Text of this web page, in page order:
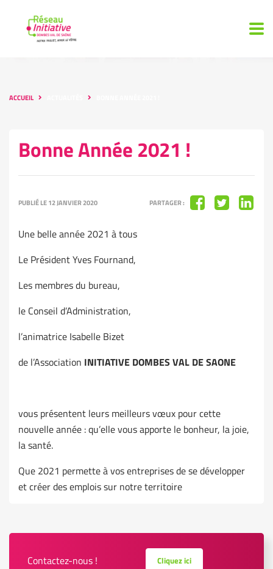
ACCUEIL
Bonne Année 2021 !
PUBLIÉ LE 12 JANVIER 2020 PARTAGER :
Une belle année 2021 à tous
Le Président Yves Fournand,
Les membres du bureau,
le Conseil d’Administration,
l’animatrice Isabelle Bizet
de l’Association INITIATIVE DOMBES VAL DE SAONE
vous présentent leurs meilleurs vœux pour cette
nouvelle année : qu’elle vous apporte le bonheur, la joie,
la santé.
Que 2021 permette à vos entreprises de se développer
et créer des emplois sur notre territoire
Contactez-nous ! Cliquez ici